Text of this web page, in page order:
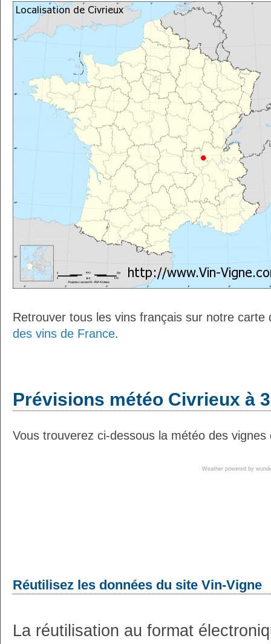
Retrouver tous les vins français sur notre
des vins de France.
Prévisions météo Civrieux à
Vous trouverez ci-dessous la météo des
Weather powered by
Réutilisez les données du site Vin-Vigne
La réutilisation au format